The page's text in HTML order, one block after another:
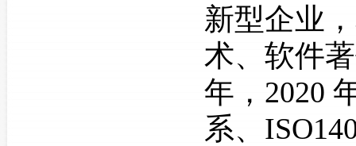
新型企业
术、软件
年，2020
系、